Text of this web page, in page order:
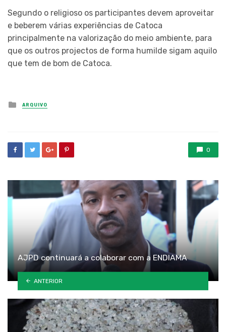
Segundo o religioso os participantes devem aproveitar
e beberem várias experiências de Catoca
principalmente na valorização do meio ambiente, para
que os outros projectos de forma humilde sigam aquilo
que tem de bom de Catoca.
Posted
in
ARQUIVO
0
AJPD continuará a colaborar com a ENDIAMA
ANTERIOR